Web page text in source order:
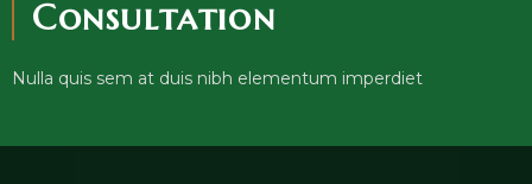
Consultation
Nulla quis sem at duis nibh elementum imperdiet